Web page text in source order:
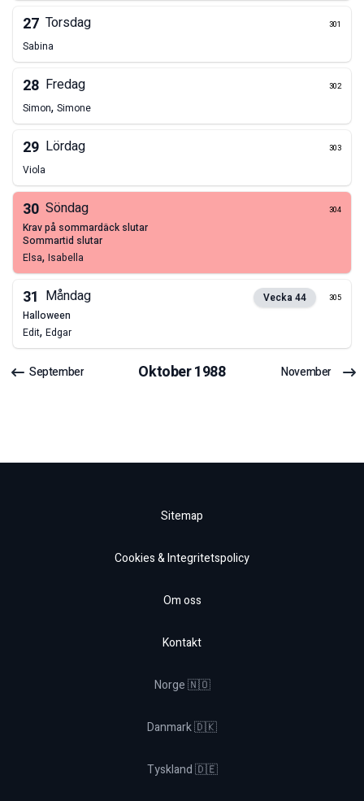
27 Torsdag 301
Sabina
28 Fredag 302
Simon, Simone
29 Lördag 303
Viola
30 Söndag 304
krav på sommardäck slutar
sommartid slutar
Elsa, Isabella
31 Måndag Vecka44 305
halloween
Edit, Edgar
September Oktober1988 November
Sitemap
Cookies & Integritetspolicy
Om oss
Kontakt
Norge 🇳🇴
Danmark 🇩🇰
Tyskland 🇩🇪